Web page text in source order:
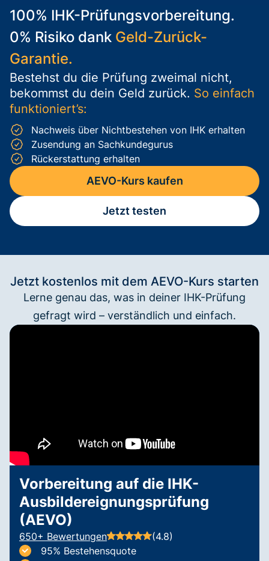
100% IHK-Prüfungsvorbereitung.
0% Risiko dank Geld-Zurück-
Garantie.
Bestehst du die Prüfung zweimal nicht,
bekommst du dein Geld zurück. So einfach
funktioniert’s:
Nachweis über Nichtbestehen von IHK erhalten
Zusendung an Sachkundegurus
Rückerstattung erhalten
AEVO-Kurs kaufen
Jetzt testen
Jetzt kostenlos mit dem AEVO-Kurs starten
Lerne genau das, was in deiner IHK-Prüfung
gefragt wird – verständlich und einfach.
Vorbereitung auf die IHK-
Ausbildereignungsprüfung
(AEVO)
650+ Bewertungen
(4.8)
95% Bestehensquote